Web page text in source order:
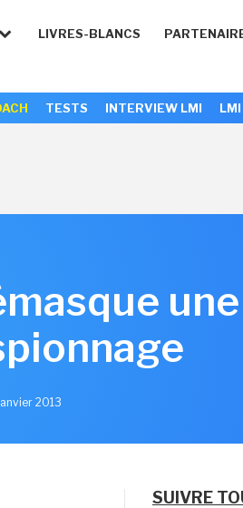
LIVRES-BLANCS
TESTS INTERVIEW LMI
2013
SUIVRE